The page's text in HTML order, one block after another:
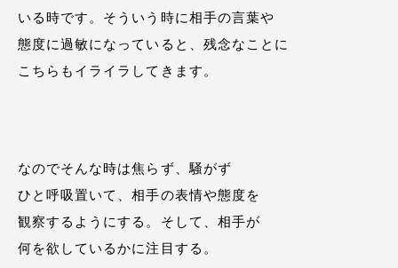
いる時です。そういう時に相手の言葉や
態度に過敏になっていると、残念なことに
こちらもイライラしてきます。
なのでそんな時は焦らず、騒がず
ひと呼吸置いて、相手の表情や態度を
観察するようにする。そして、相手が
何を欲しているかに注目する。